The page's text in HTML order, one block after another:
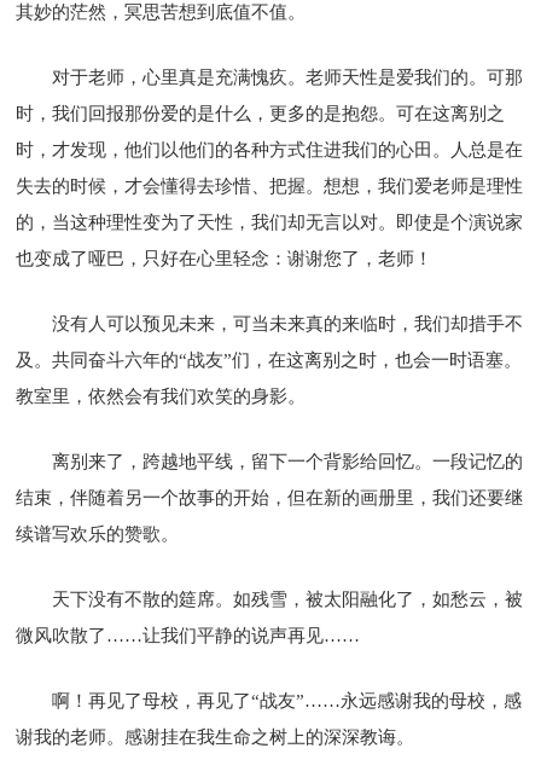
其妙的茫然，冥思苦想到底值不值。
对于老师，心里真是充满愧疚。老师天性是爱我们的。可那
时，我们回报那份爱的是什么，更多的是抱怨。可在这离别之
时，才发现，他们以他们的各种方式住进我们的心田。人总是在
失去的时候，才会懂得去珍惜、把握。想想，我们爱老师是理性
的，当这种理性变为了天性，我们却无言以对。即使是个演说家
也变成了哑巴，只好在心里轻念：谢谢您了，老师！
没有人可以预见未来，可当未来真的来临时，我们却措手不
及。共同奋斗六年的“战友”们，在这离别之时，也会一时语塞。
教室里，依然会有我们欢笑的身影。
离别来了，跨越地平线，留下一个背影给回忆。一段记忆的
结束，伴随着另一个故事的开始，但在新的画册里，我们还要继
续谱写欢乐的赞歌。
天下没有不散的筵席。如残雪，被太阳融化了，如愁云，被
微风吹散了……让我们平静的说声再见……
啊！再见了母校，再见了“战友”……永远感谢我的母校，感
谢我的老师。感谢挂在我生命之树上的深深教诲。